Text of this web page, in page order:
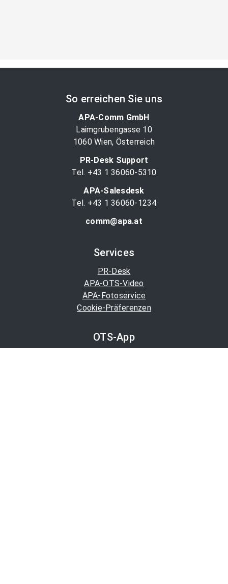
So erreichen Sie uns
APA-Comm GmbH
Laimgrubengasse 10
1060 Wien, Österreich
PR-Desk Support
Tel. +43 1 36060-5310
APA-Salesdesk
Tel. +43 1 36060-1234
comm@apa.at
Services
PR-Desk
APA-OTS-Video
APA-Fotoservice
Cookie-Präferenzen
OTS-App